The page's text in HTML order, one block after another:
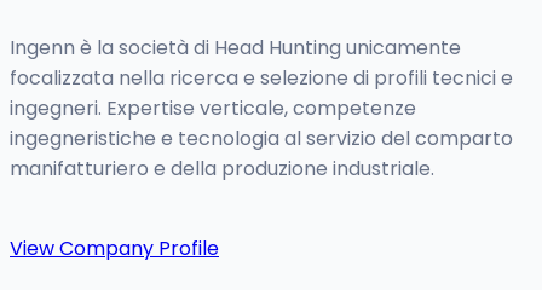
Ingenn è la società di Head Hunting unicamente
focalizzata nella ricerca e selezione di profili tecnici e
ingegneri. Expertise verticale, competenze
ingegneristiche e tecnologia al servizio del comparto
manifatturiero e della produzione industriale.
View Company Profile